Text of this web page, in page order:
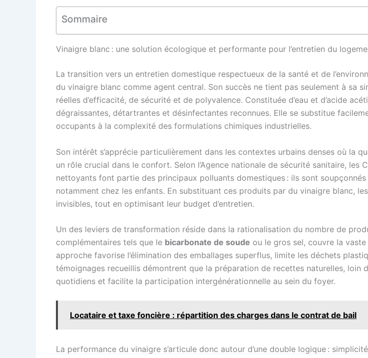
Sommaire
Vinaigre blanc : une solution écologique et performante pour l’entretien du
La transition vers un entretien domestique respectueux de la santé et de
du vinaigre blanc comme agent central. Son succès ne tient pas seulement à sa
réelles d’efficacité, de sécurité et de polyvalence. Constituée d’eau et d’acide
dégraissantes, détartrantes et désinfectantes reconnues. Elle se substitue
occupants à la complexité des formulations chimiques industrielles.
Son intérêt s’apprécie particulièrement dans les contextes urbains denses où la
un rôle crucial dans le confort. Selon l’Agence nationale de sécurité sanitaire, les
nettoyants font partie des principaux polluants domestiques : ils sont soupçonnés
notamment chez les enfants. En substituant ces produits par du vinaigre blanc,
invisibles, tout en optimisant leur budget d’entretien.
Un des leviers de transformation réside dans la rationalisation du nombre de
complémentaires tels que le bicarbonate de soude ou le gros sel, couvre la
approche favorise l’élimination des emballages superflus, limite les déchets
témoignages recueillis démontrent que la préparation de recettes naturelles, loin
quotidiens et facilite la participation intergénérationnelle au sein du foyer.
Locataire et taxe foncière : répartition des charges dans le contrat de bail
La performance du vinaigre s’articule donc autour d’une double logique :